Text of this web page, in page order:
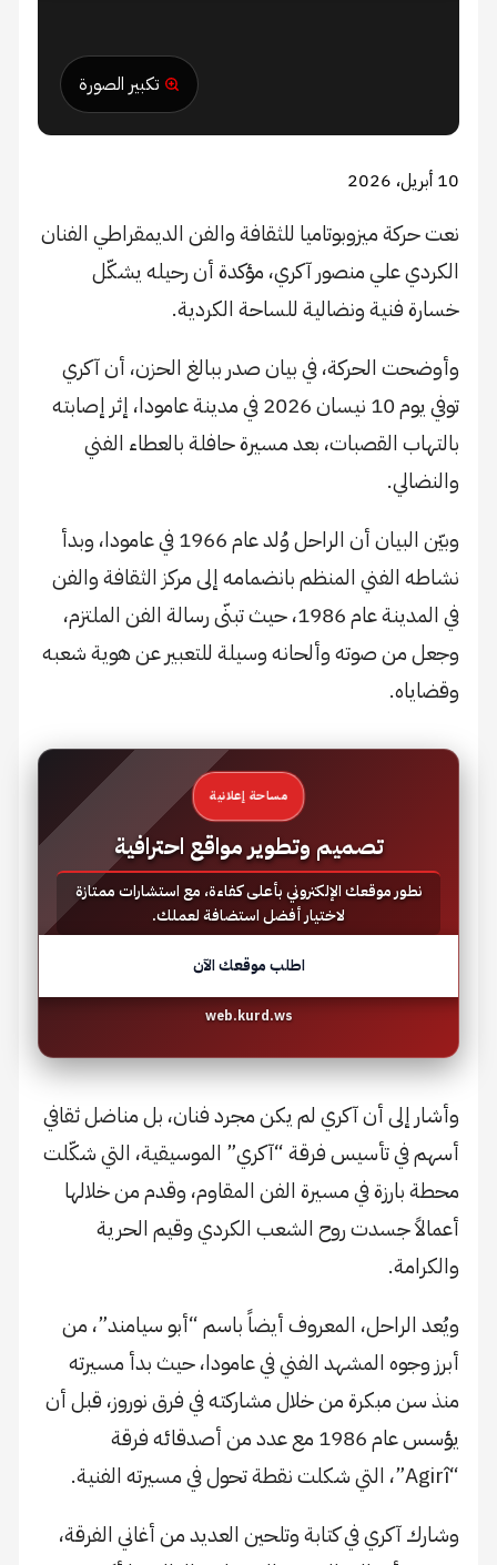
تكبير الصورة
10 أبريل، 2026
نعت حركة ميزوبوتاميا للثقافة والفن الديمقراطي الفنان
الكردي علي منصور آكري، مؤكدة أن رحيله يشكّل
خسارة فنية ونضالية للساحة الكردية.
وأوضحت الحركة، في بيان صدر ببالغ الحزن، أن آكري
توفي يوم 10 نيسان 2026 في مدينة عامودا، إثر إصابته
بالتهاب القصبات، بعد مسيرة حافلة بالعطاء الفني
والنضالي.
وبيّن البيان أن الراحل وُلد عام 1966 في عامودا، وبدأ
نشاطه الفني المنظم بانضمامه إلى مركز الثقافة والفن
في المدينة عام 1986، حيث تبنّى رسالة الفن الملتزم،
وجعل من صوته وألحانه وسيلة للتعبير عن هوية شعبه
وقضاياه.
مساحة إعلانية
تصميم وتطوير مواقع احترافية
نطور موقعك الإلكتروني بأعلى كفاءة، مع استشارات ممتازة
لاختيار أفضل استضافة لعملك.
اطلب موقعك الآن
web.kurd.ws
وأشار إلى أن آكري لم يكن مجرد فنان، بل مناضل ثقافي
أسهم في تأسيس فرقة “آكري” الموسيقية، التي شكّلت
محطة بارزة في مسيرة الفن المقاوم، وقدم من خلالها
أعمالاً جسدت روح الشعب الكردي وقيم الحرية
والكرامة.
ويُعد الراحل، المعروف أيضاً باسم “أبو سيامند”، من
أبرز وجوه المشهد الفني في عامودا، حيث بدأ مسيرته
منذ سن مبكرة من خلال مشاركته في فرق نوروز، قبل أن
يؤسس عام 1986 مع عدد من أصدقائه فرقة
“Agirî”، التي شكلت نقطة تحول في مسيرته الفنية.
وشارك آكري في كتابة وتلحين العديد من أغاني الفرقة،